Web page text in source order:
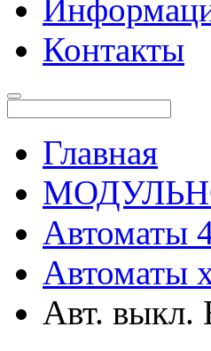
Контакты
Главная
Автоматы
Автоматы
Авт.